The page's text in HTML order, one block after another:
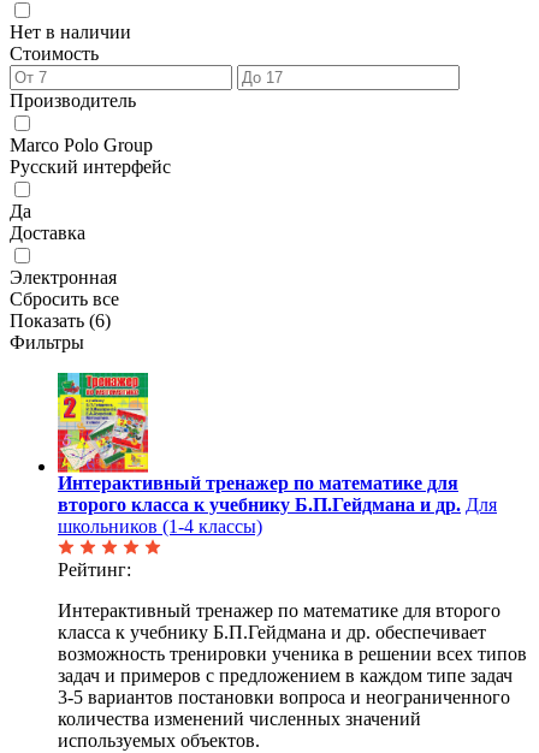
Нет в наличии
Стоимость
Производитель
Marco Polo Group
Русский интерфейс
Да
Доставка
Электронная
Сбросить все
Показать (6)
Фильтры
Интерактивный тренажер по математике для
второго класса к учебнику Б.П.Гейдмана и др. Для
школьников (1-4 классы)
Рейтинг:
Интерактивный тренажер по математике для второго
класса к учебнику Б.П.Гейдмана и др. обеспечивает
возможность тренировки ученика в решении всех типов
задач и примеров с предложением в каждом типе задач
3-5 вариантов постановки вопроса и неограниченного
количества изменений численных значений
используемых объектов.